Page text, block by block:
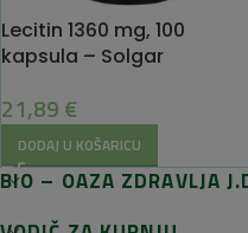
Lecitin 1360 mg, 100
kapsula – Solgar
21,89 €
DODAJ U KOŠARICU
BIO – OAZA ZDRAVLJA